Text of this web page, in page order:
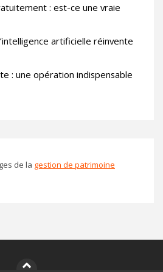
: est-ce une vraie
artificielle réinvente
: une opération indispensable
de la gestion de patrimoine